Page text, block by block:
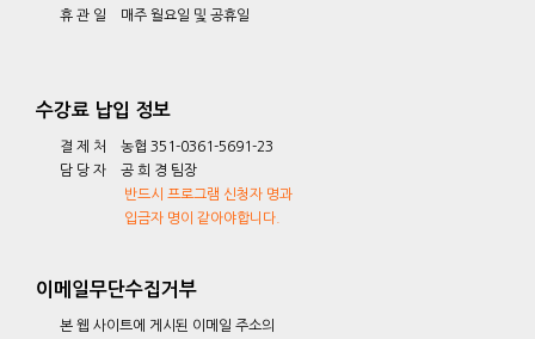
휴 관 일 매주 월요일 및 공휴일
수강료 납입 정보
결 제 처 농협 351-0361-5691-23
담 당 자 공 희 경 팀장
반드시 프로그램 신청자 명과
입금자 명이 같아야합니다.
이메일무단수집거부
본 웹 사이트에 게시된 이메일 주소의